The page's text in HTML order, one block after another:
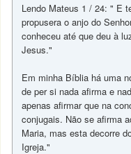
Lendo Mateus 1 / 24: " E
propusera o anjo do
conheceu até que deu à
Jesus."
Em minha Bíblia há uma
de per si nada afirma e
apenas afirmar que na
conjugais. Não se afirma
Maria, mas esta decorre
Igreja."